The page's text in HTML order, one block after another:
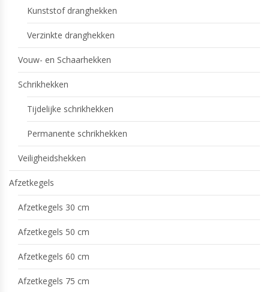
Kunststof dranghekken
Verzinkte dranghekken
Vouw- en Schaarhekken
Schrikhekken
Tijdelijke schrikhekken
Permanente schrikhekken
Veiligheidshekken
Afzetkegels
Afzetkegels 30 cm
Afzetkegels 50 cm
Afzetkegels 60 cm
Afzetkegels 75 cm